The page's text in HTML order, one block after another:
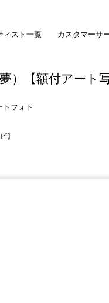
ィスト一覧 カスタマーサ
夢）【額付アート
フォト
】